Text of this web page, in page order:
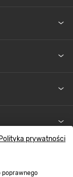
Polityka prywatności
poprawnego